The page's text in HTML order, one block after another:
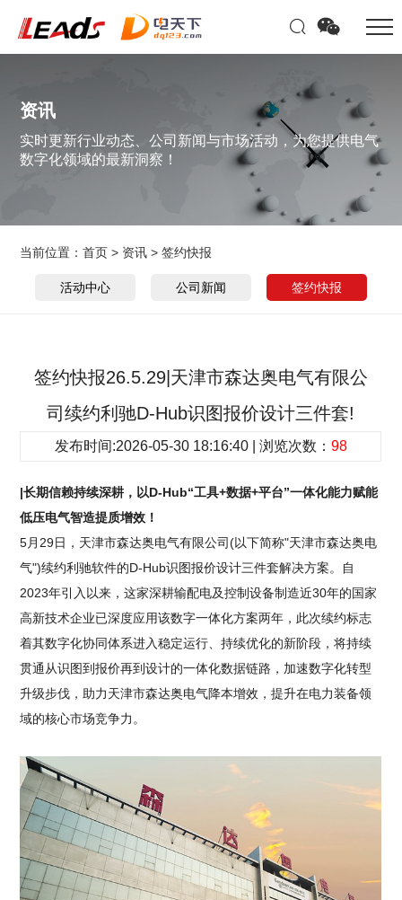
资讯
实时更新行业动态、公司新闻与市场活动，为您提供电气
数字化领域的最新洞察！
当前位置：首页 > 资讯 >签约快报
活动中心 公司新闻 签约快报
签约快报26.5.29|天津市森达奥电气有限公
司续约利驰D-Hub识图报价设计三件套!
发布时间:2026-05-30 18:16:40 | 浏览次数： 98
|长期信赖持续深耕，以D-Hub“工具+数据+平台”一体化能力赋能
低压电气智造提质增效！
5月29日，天津市森达奥电气有限公司(以下简称"天津市森达奥电
气")续约利驰软件的D-Hub识图报价设计三件套解决方案。自
2023年引入以来，这家深耕输配电及控制设备制造近30年的国家
高新技术企业已深度应用该数字一体化方案两年，此次续约标志
着其数字化协同体系进入稳定运行、持续优化的新阶段，将持续
贯通从识图到报价再到设计的一体化数据链路，加速数字化转型
升级步伐，助力天津市森达奥电气降本增效，提升在电力装备领
域的核心市场竞争力。